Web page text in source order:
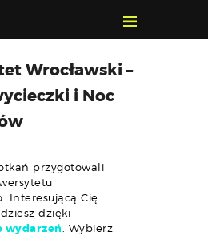
POLUB,
Wrocławski –
i Noc
przygotowali
Interesującą Cię
dzięki
wydarzeń . Wybierz